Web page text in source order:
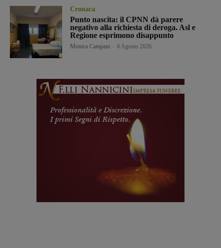
Cronaca
Punto nascita: il CPNN dà parere
negativo alla richiesta di deroga. Asl e
Regione esprimono disappunto
Monica Campani 6 Agosto 2026